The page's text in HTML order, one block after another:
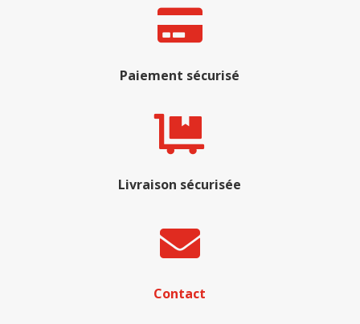

Paiement sécurisé

Livraison sécurisée

Contact